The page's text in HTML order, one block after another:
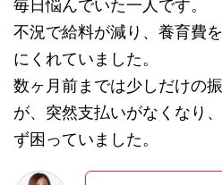
毎日悩んでいた一人です。
不況で給料が減り、養育費
にくれていました。
数ヶ月前までは少しだけの
が、突然支払いがなくなり
ず困っていました。